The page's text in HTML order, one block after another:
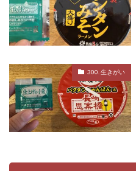
300. 生きがい